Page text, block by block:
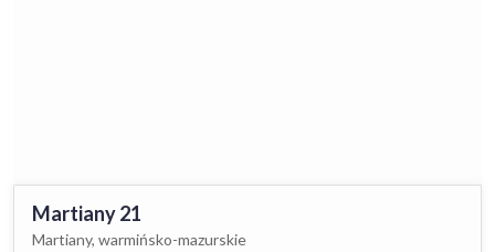
Martiany 21
Martiany, warmińsko-mazurskie